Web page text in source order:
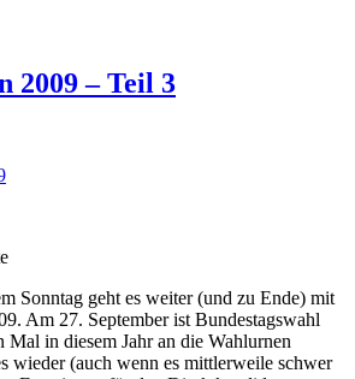
2009 – Teil 3
Sonntag geht es weiter (und zu Ende) mit
Am 27. September ist Bundestagswahl
in diesem Jahr an die Wahlurnen
wieder (auch wenn es mittlerweile schwer